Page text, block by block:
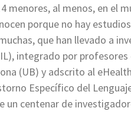
menores, al menos, en el
porque no hay
que han llevado a
integrado por
(UB) y adscrito al
Específico del
un centenar de